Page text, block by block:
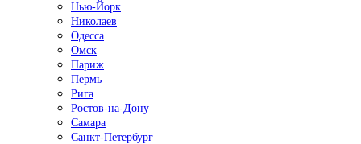
Нью-Йорк
Николаев
Одесса
Омск
Париж
Пермь
Рига
Ростов-на-Дону
Самара
Санкт-Петербург